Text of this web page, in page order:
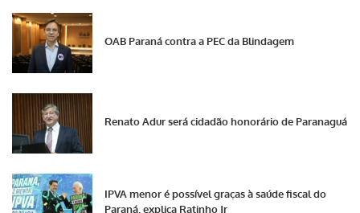
OAB Paraná contra a PEC da Blindagem
Renato Adur será cidadão honorário de Paranaguá
IPVA menor é possível graças à saúde fiscal do
Paraná, explica Ratinho Jr